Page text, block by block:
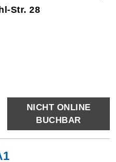
Str. 28
NICHT ONLINE
BUCHBAR